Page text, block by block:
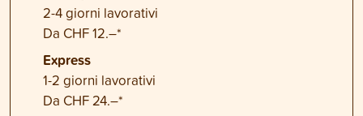
2-4 giorni lavorativi
Da CHF 12.–*
Express
1-2 giorni lavorativi
Da CHF 24.–*